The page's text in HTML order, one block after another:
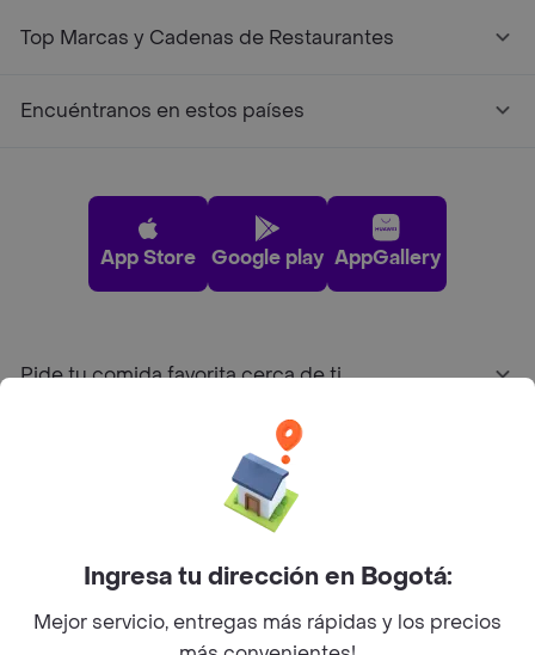
Top Marcas y Cadenas de Restaurantes
Encuéntranos en estos países
App Store Google play AppGallery
Pide tu comida favorita cerca de ti
Sobre Rappi
Ingresa tu dirección en Bogotá:
Mejor servicio, entregas más rápidas y los precios